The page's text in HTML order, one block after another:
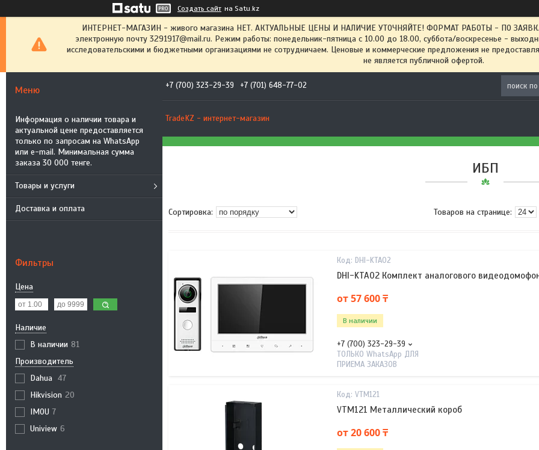
Создать сайт на Satu.kz
ИНТЕРНЕТ-МАГАЗИН - живого магазина НЕТ. АКТУАЛЬНЫЕ ЦЕНЫ И НАЛИЧИЕ УТОЧНЯЙТЕ! ФОРМАТ РАБОТЫ - ПО ЗАЯВКАМ
электронную почту 3291917@mail.ru. Режим работы: понедельник-пятница с 10.00 до 18.00, суббота/воскресенье -
исследовательскими и бюджетными организациями не сотрудничаем. Ценовые и коммерческие предложения не
не является публичной офертой.
Информация о наличии товара и
актуальной цене предоставляется
только по запросам на WhatsApp
или e-mail. Минимальная сумма
заказа 30 000 тенге.
Товары и услуги
Доставка и оплата
Фильтры
Цена
Наличие
В наличии 81
Производитель
Dahua 47
Hikvision 20
IMOU 7
Uniview 6
+7 (700) 323-29-39 +7 (701) 648-77-02
TradeKZ - интернет-магазин
ИБП
DHI-KTA02
DHI-KTA02 Комплект аналогового
от 57 600 ₸
В наличии
+7 (700) 323-29-39
ТОЛЬКО WhatsApp ДЛЯ
ПРИЕМА ЗАКАЗОВ
VTM121
VTM121 Металлический короб
от 20 600 ₸